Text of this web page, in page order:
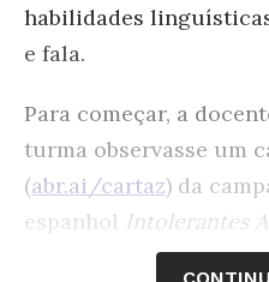
habilidades
e fala.
Para começar, a
turma observasse um
(abr.ai/cartaz) da
espanhol Intolerantes
abr.ai/campanha),